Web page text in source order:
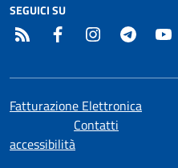
SEGUICI SU
RSS Facebook InstagramTelegram
Fatturazione Elettronica
Contatti
accessibilità